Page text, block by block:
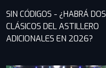
SIN CÓDIGOS - ¿HABRÁ DOS
CLÁSICOS DEL ASTILLERO
ADICIONALES EN 2026?